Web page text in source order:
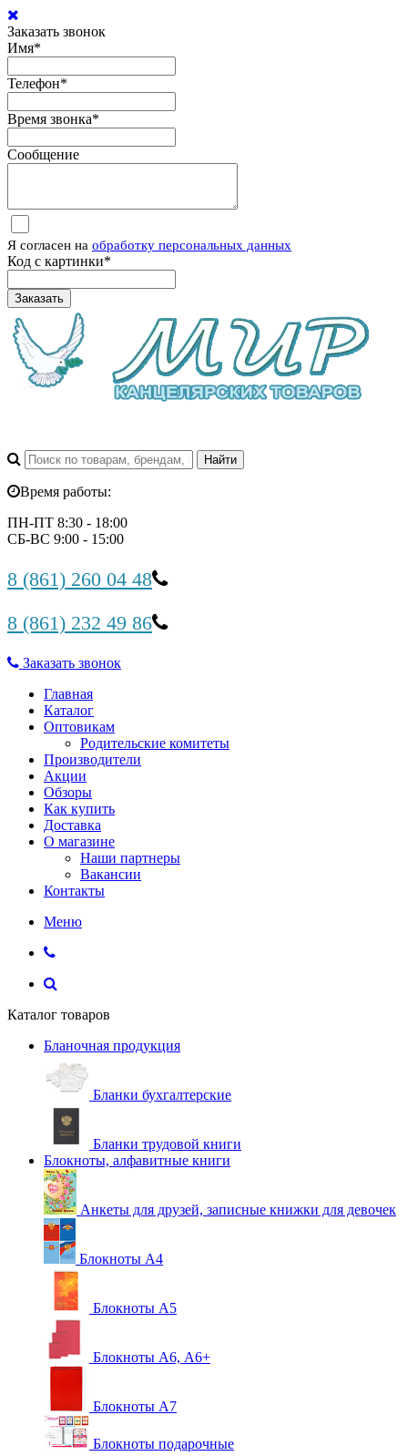
Заказать звонок
Имя*
Телефон*
Время звонка*
Сообщение
Я согласен на обработку персональных данных
Код с картинки*
Заказать
Время работы:
ПН-ПТ 8:30 - 18:00
СБ-ВС 9:00 - 15:00
8 (861) 260 04 48
8 (861) 232 49 86
Заказать звонок
Главная
Каталог
Оптовикам
Родительские комитеты
Производители
Акции
Обзоры
Как купить
Доставка
О магазине
Наши партнеры
Вакансии
Контакты
Меню
Каталог товаров
Бланочная продукция
Бланки бухгалтерские
Бланки трудовой книги
Блокноты, алфавитные книги
Анкеты для друзей, записные книжки для девочек
Блокноты А4
Блокноты А5
Блокноты А6, А6+
Блокноты А7
Блокноты подарочные